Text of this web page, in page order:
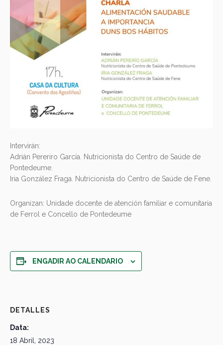
Intervirán:
Adrián Pereriro García. Nutricionista do Centro de Saúde de
Pontedeume.
Iria González Fraga. Nutricionista do Centro de Saúde de Fene.
Organizan: Unidade docente de atención familiar e comunitaria
de Ferrol e Concello de Pontedeume
ENGADIR AO CALENDARIO
DETALLES
Data:
18 Abril, 2023